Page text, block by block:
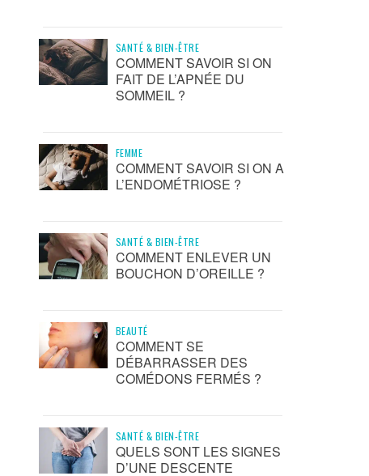
SANTÉ & BIEN-ÊTRE
COMMENT SAVOIR SI ON
FAIT DE L’APNÉE DU
SOMMEIL ?
FEMME
COMMENT SAVOIR SI ON A
L’ENDOMÉTRIOSE ?
SANTÉ & BIEN-ÊTRE
COMMENT ENLEVER UN
BOUCHON D’OREILLE ?
BEAUTÉ
COMMENT SE
DÉBARRASSER DES
COMÉDONS FERMÉS ?
SANTÉ & BIEN-ÊTRE
QUELS SONT LES SIGNES
D’UNE DESCENTE